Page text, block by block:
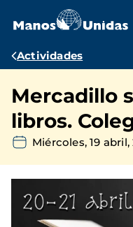
contenido
Ruta
navegación
Actividades
Mercadillo
libros.
Miércoles, 19 abril,